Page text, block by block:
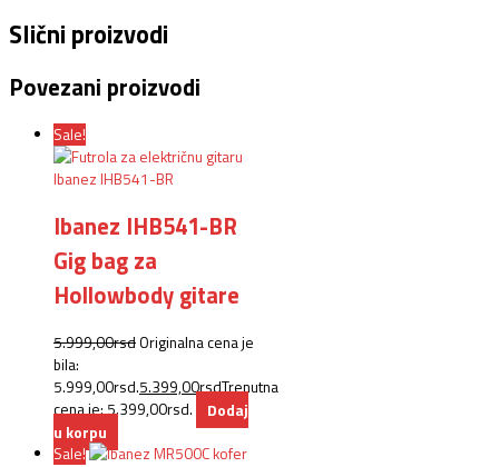
Slični proizvodi
Povezani proizvodi
Sale!
Ibanez IHB541-BR
Gig bag za
Hollowbody gitare
5.999,00rsd Originalna cena je
bila:
5.999,00rsd.5.399,00rsdTrenutna
cena je: 5.399,00rsd.
Dodaj
u korpu
Sale!